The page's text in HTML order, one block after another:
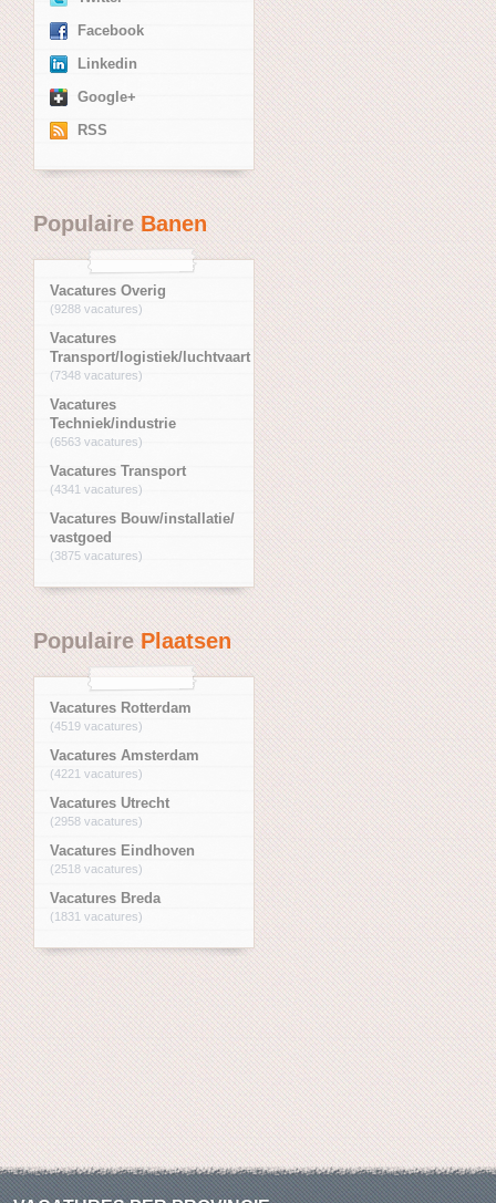
Facebook
Linkedin
Google+
RSS
PopulaireBanen
Vacatures Overig
(9288 vacatures)
Vacatures
Transport/logistiek/luchtvaart
(7348 vacatures)
Vacatures
Techniek/industrie
(6563 vacatures)
Vacatures Transport
(4341 vacatures)
Vacatures Bouw/installatie/
vastgoed
(3875 vacatures)
PopulairePlaatsen
Vacatures Rotterdam
(4519 vacatures)
Vacatures Amsterdam
(4221 vacatures)
Vacatures Utrecht
(2958 vacatures)
Vacatures Eindhoven
(2518 vacatures)
Vacatures Breda
(1831 vacatures)